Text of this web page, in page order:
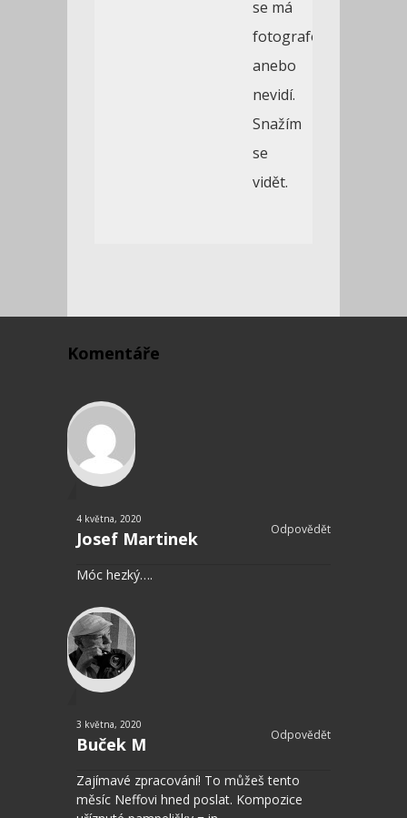
se má
fotografovat,
anebo
nevidí.
Snažím
se
vidět.
Komentáře
4 května, 2020
Odpovědět
Josef Martinek
Móc hezký….
3 května, 2020
Odpovědět
Buček M
Zajímavé zpracování! To můžeš tento
měsíc Neffovi hned poslat. Kompozice